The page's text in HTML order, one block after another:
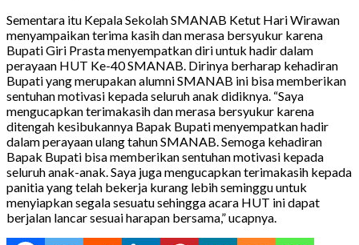
Sementara itu Kepala Sekolah SMANAB Ketut Hari Wirawan
menyampaikan terima kasih dan merasa bersyukur karena
Bupati Giri Prasta menyempatkan diri untuk hadir dalam
perayaan HUT Ke-40 SMANAB. Dirinya berharap kehadiran
Bupati yang merupakan alumni SMANAB ini bisa memberikan
sentuhan motivasi kepada seluruh anak didiknya. “Saya
mengucapkan terimakasih dan merasa bersyukur karena
ditengah kesibukannya Bapak Bupati menyempatkan hadir
dalam perayaan ulang tahun SMANAB. Semoga kehadiran
Bapak Bupati bisa memberikan sentuhan motivasi kepada
seluruh anak-anak. Saya juga mengucapkan terimakasih kepada
panitia yang telah bekerja kurang lebih seminggu untuk
menyiapkan segala sesuatu sehingga acara HUT ini dapat
berjalan lancar sesuai harapan bersama,” ucapnya.